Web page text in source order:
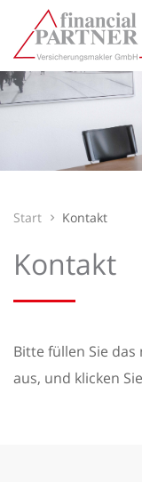
Start Kontakt
Kontakt
Bitte füllen Sie
aus, und klicken